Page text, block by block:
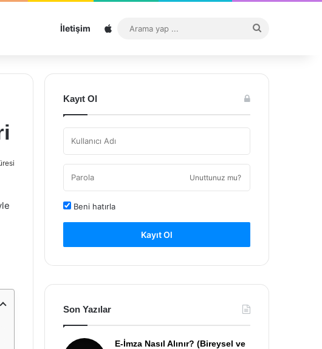
İletişim Sitemap
...
Kayıt Ol
Unuttunuz mu?
Beni hatırla
Kayıt Ol
Son Yazılar
E-İmza Nasıl Alınır? (Bireysel ve